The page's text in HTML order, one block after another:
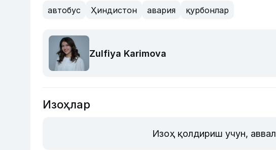
автобус Ҳиндистон авария қурбонлар
Zulfiya Karimova
Изоҳлар
Изоҳ қолдириш учун, аввал